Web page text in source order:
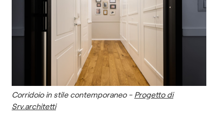
Corridoio in stile contemporaneo - Progetto di
Srv.architetti